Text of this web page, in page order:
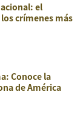
el
crímenes más
Conoce la
de América